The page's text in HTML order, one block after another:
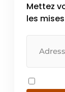
Mettez
les